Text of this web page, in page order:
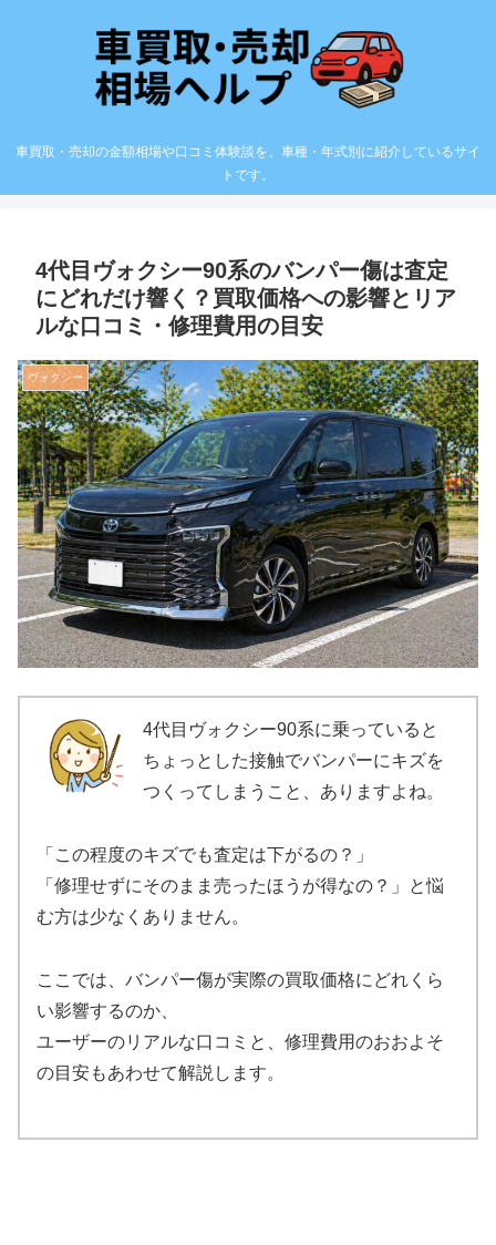
車買取・売却の金額相場や口コミ体験談を、車種・年式別に紹介しているサイ
トです。
4代目ヴォクシー90系のバンパー傷は査定
にどれだけ響く？買取価格への影響とリア
ルな口コミ・修理費用の目安
ヴォクシー
4代目ヴォクシー90系に乗っていると
ちょっとした接触でバンパーにキズを
つくってしまうこと、ありますよね。
「この程度のキズでも査定は下がるの？」
「修理せずにそのまま売ったほうが得なの？」と悩
む方は少なくありません。
ここでは、バンパー傷が実際の買取価格にどれくら
い影響するのか、
ユーザーのリアルな口コミと、修理費用のおおよそ
の目安もあわせて解説します。